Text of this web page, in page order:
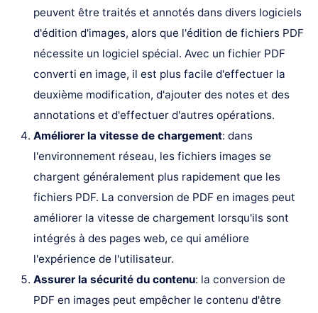
peuvent être traités et annotés dans divers logiciels
d'édition d'images, alors que l'édition de fichiers PDF
nécessite un logiciel spécial. Avec un fichier PDF
converti en image, il est plus facile d'effectuer la
deuxième modification, d'ajouter des notes et des
annotations et d'effectuer d'autres opérations.
Améliorer la vitesse de chargement: dans
l'environnement réseau, les fichiers images se
chargent généralement plus rapidement que les
fichiers PDF. La conversion de PDF en images peut
améliorer la vitesse de chargement lorsqu'ils sont
intégrés à des pages web, ce qui améliore
l'expérience de l'utilisateur.
Assurer la sécurité du contenu: la conversion de
PDF en images peut empêcher le contenu d'être